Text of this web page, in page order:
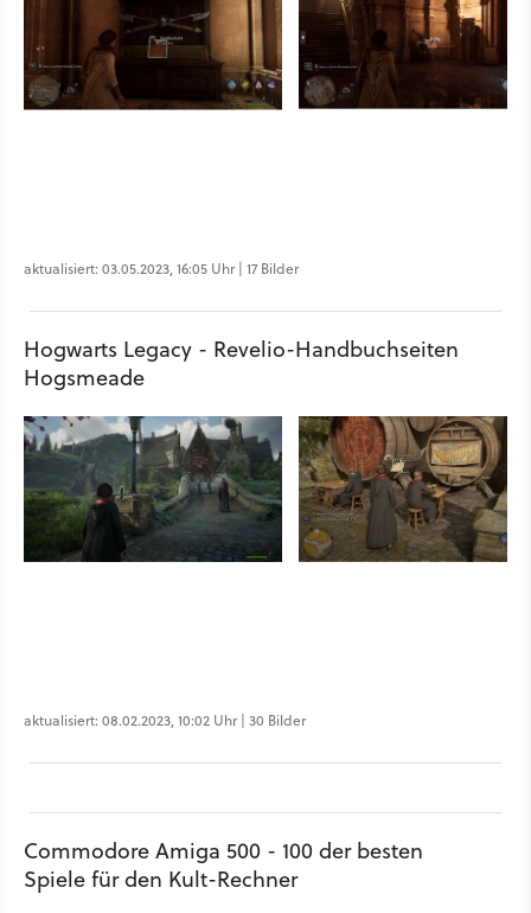
aktualisiert: 03.05.2023, 16:05 Uhr | 17 Bilder
Hogwarts Legacy - Revelio-Handbuchseiten
Hogsmeade
aktualisiert: 08.02.2023, 10:02 Uhr | 30 Bilder
Commodore Amiga 500 - 100 der besten
Spiele für den Kult-Rechner